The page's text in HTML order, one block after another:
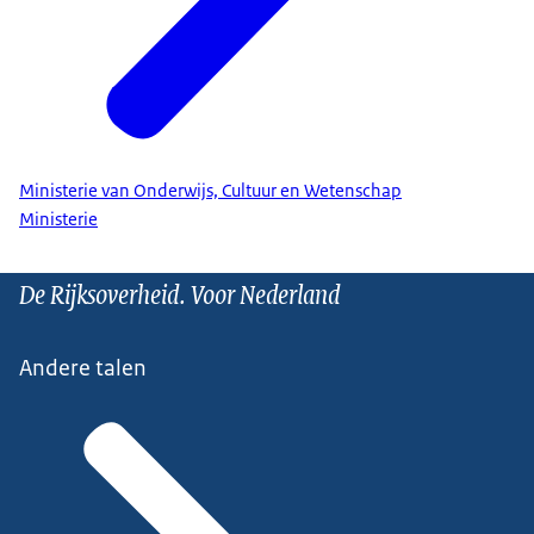
Ministerie van Onderwijs, Cultuur en Wetenschap
Ministerie
De Rijksoverheid. Voor Nederland
Andere talen